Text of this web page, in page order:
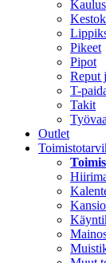
Pikeet
Pipot
Reput
T-
Takit
Outlet